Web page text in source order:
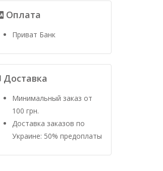
Оплата
Приват Банк
Доставка
Минимальный заказ от
100 грн.
Доставка заказов по
Украине: 50% предоплаты